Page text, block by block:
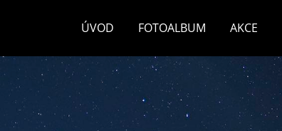
ÚVOD FOTOALBUM AKCE